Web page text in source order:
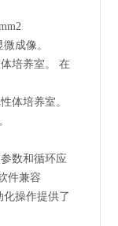
成像。
培养室。 在
体培养室。
数和循环应
件兼容
化操作提供了